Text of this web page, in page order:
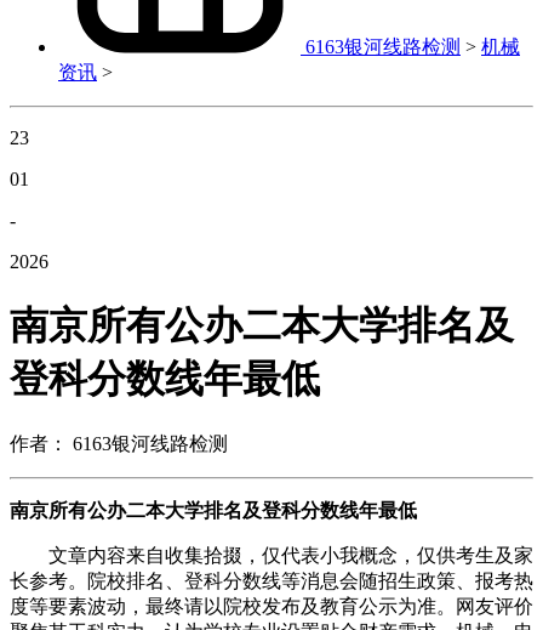
6163银河线路检测 > 机械
资讯 >
23
01
-
2026
南京所有公办二本大学排名及
登科分数线年最低
作者： 6163银河线路检测
南京所有公办二本大学排名及登科分数线年最低
文章内容来自收集拾掇，仅代表小我概念，仅供考生及家
长参考。院校排名、登科分数线等消息会随招生政策、报考热
度等要素波动，最终请以院校发布及教育公示为准。网友评价